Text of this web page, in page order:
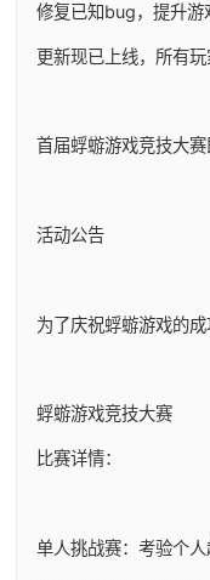
修复已知bug，提升游
更新现已上线，所有
首届蜉蝣游戏竞技大
活动公告
为了庆祝蜉蝣游戏的
蜉蝣游戏竞技大赛
比赛详情：
单人挑战赛：考验个